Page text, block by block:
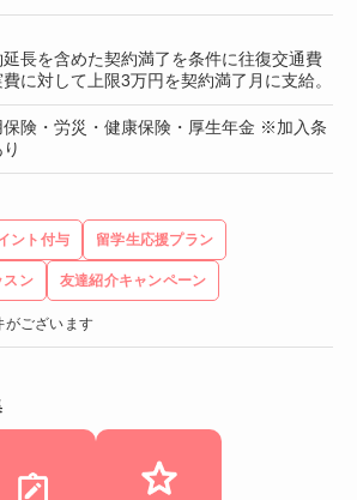
延長を含めた契約満了を条件に往復交通費
に対して上限3万円を契約満了月に支給。
保険・労災・健康保険・厚生年金 ※加入条
ント付与 留学生応援プラン
スン 友達紹介キャンペーン
ございます